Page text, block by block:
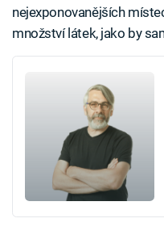
nejexponovanějších
množství látek, jako by